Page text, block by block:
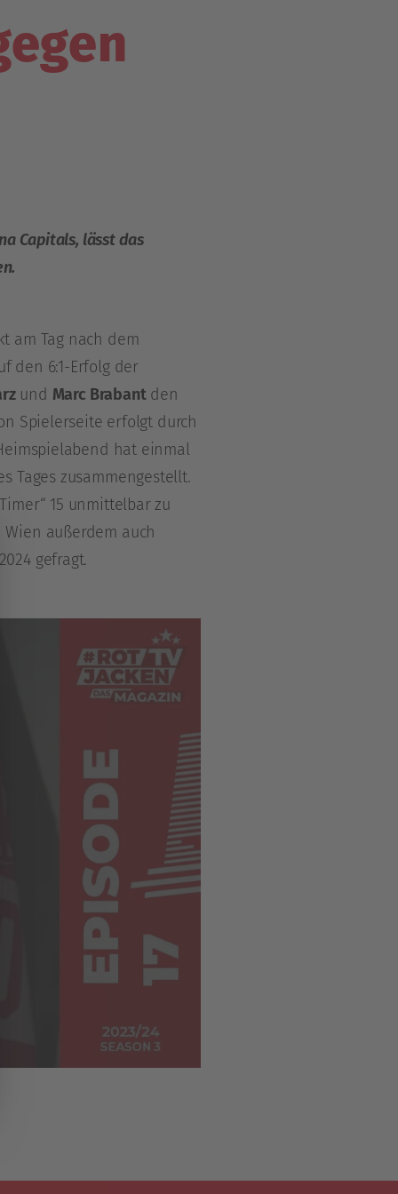
Capitals, lässt das
am Tag nach dem
den 6:1-Erfolg der
und Marc Brabantden
Spielerseite erfolgt durch
hat einmal
Tages zusammengestellt.
15 unmittelbar zu
Wien außerdem auch
gefragt.